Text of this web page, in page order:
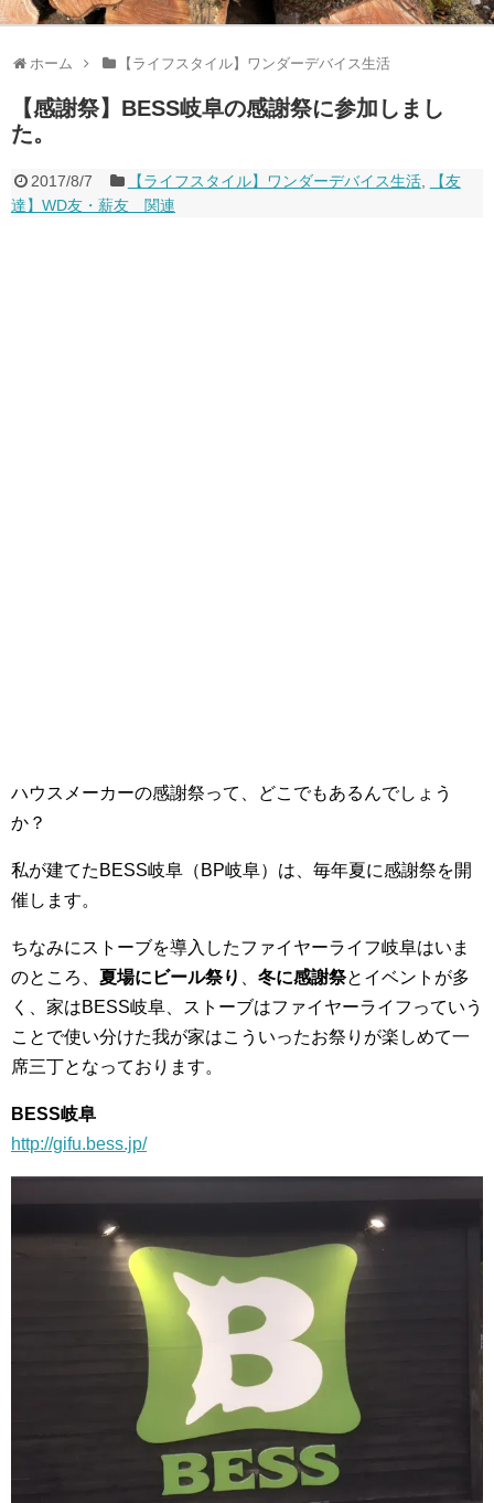
ホーム 【ライフスタイル】ワンダーデバイス生活
【感謝祭】BESS岐阜の感謝祭に参加しまし
た。
2017/8/7 【ライフスタイル】ワンダーデバイス生活,
【友
達】WD友・薪友 関連
ハウスメーカーの感謝祭って、どこでもあるんでしょう
か？
私が建てたBESS岐阜（BP岐阜）は、毎年夏に感謝祭を開
催します。
ちなみにストーブを導入したファイヤーライフ岐阜はいま
のところ、 夏場にビール祭り 冬に感謝祭とイベントが多
く、家はBESS岐阜、ストーブはファイヤーライフっていう
ことで使い分けた我が家はこういったお祭りが楽しめて一
席三丁となっております。
BESS岐阜
http://gifu.bess.jp/